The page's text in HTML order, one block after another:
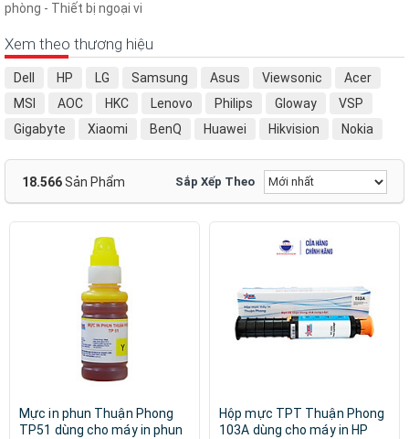
phòng - Thiết bị ngoại vi
Xem theo thương hiệu
Dell HP LG Samsung Asus Viewsonic
Acer
MSI
AOC HKC Lenovo Philips Gloway
VSP
Gigabyte
Xiaomi BenQ Huawei Hikvision
Nokia
koda
Sony Baseus BlackBerry Fantech
Arduino
Hoco
Infinity No Brand Unitek Zowie
FPT
ZKTeco SKYWORTH
AIWA
Provision
18.566Sản Phẩm Sắp Xếp Theo
Mực in phun Thuận Phong
TP51 dùng cho máy in phun
Hộp mực TPT Thuận Phong
103A dùng cho máy in HP